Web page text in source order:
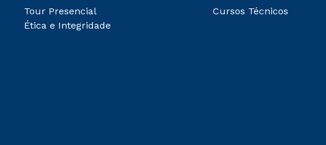
Tour Presencial
Ética e Integridade
Cursos Técnicos